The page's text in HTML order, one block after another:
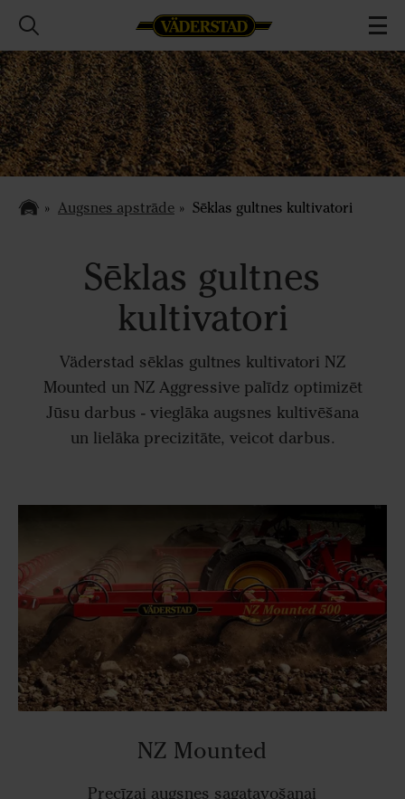
Augsnes apstrāde Sēklas gultnes kultivatori
Sēklas gultnes
kultivatori
Väderstad sēklas gultnes kultivatori NZ
Mounted un NZ Aggressive palīdz optimizēt
Jūsu darbus - vieglāka augsnes kultivēšana
un lielāka precizitāte, veicot darbus.
NZ Mounted
Precīzai augsnes sagatavošanai